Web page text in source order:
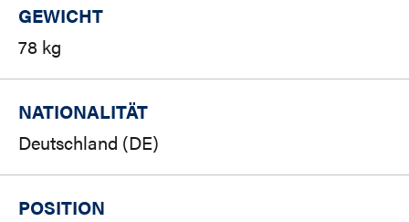
GEWICHT
78 kg
NATIONALITÄT
Deutschland (DE)
POSITION